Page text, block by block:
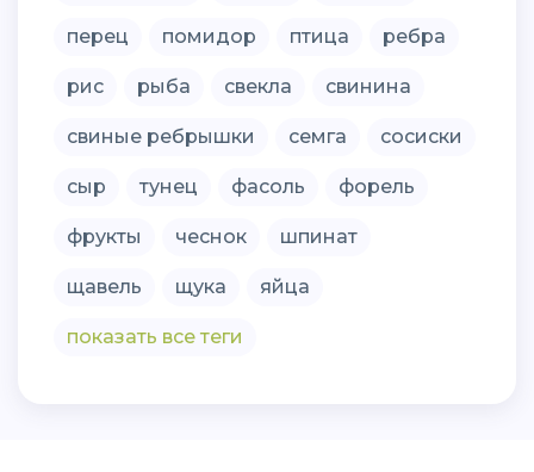
перец помидор птица ребра
рис рыба свекла свинина
свиные ребрышки семга сосиски
сыр тунец фасоль форель
фрукты чеснок шпинат
щавель щука яйца
показать все теги